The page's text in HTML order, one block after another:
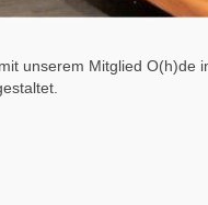
unserem Mitglied O(h)de